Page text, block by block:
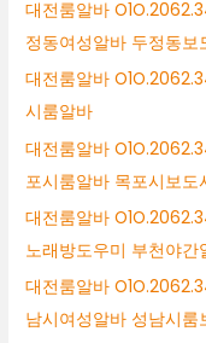
대전룸알바
정동여성알바 두정동보
대전룸알바
시룸알바
대전룸알바
포시룸알바 목포시보도
대전룸알바
노래방도우미 부천야간
대전룸알바
남시여성알바 성남시룸